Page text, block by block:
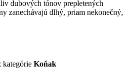
dubových tónov prepletených
zanechávajú dlhý, priam nekonečný,
kategórie Koňak